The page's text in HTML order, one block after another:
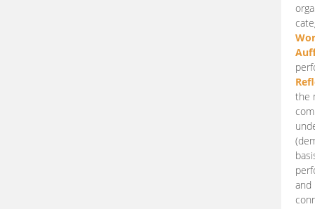
the
and